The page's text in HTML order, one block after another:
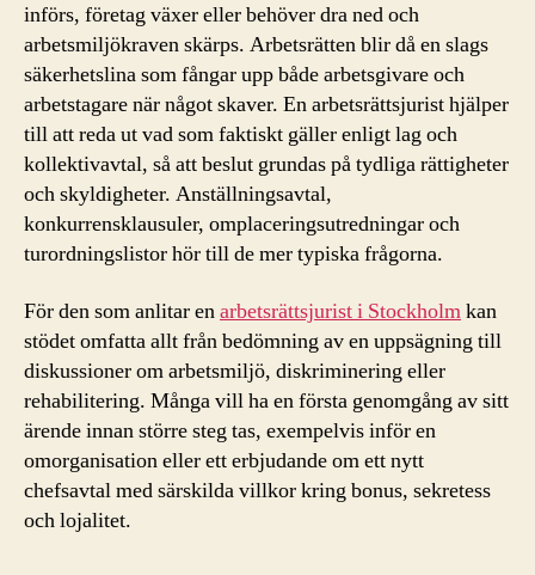
införs, företag växer eller behöver dra ned och
arbetsmiljökraven skärps. Arbetsrätten blir då en slags
säkerhetslina som fångar upp både arbetsgivare och
arbetstagare när något skaver. En arbetsrättsjurist hjälper
till att reda ut vad som faktiskt gäller enligt lag och
kollektivavtal, så att beslut grundas på tydliga rättigheter
och skyldigheter. Anställningsavtal,
konkurrensklausuler, omplaceringsutredningar och
turordningslistor hör till de mer typiska frågorna.
För den som anlitar enarbetsrättsjurist i Stockholmkan
stödet omfatta allt från bedömning av en uppsägning till
diskussioner om arbetsmiljö, diskriminering eller
rehabilitering. Många vill ha en första genomgång av sitt
ärende innan större steg tas, exempelvis inför en
omorganisation eller ett erbjudande om ett nytt
chefsavtal med särskilda villkor kring bonus, sekretess
och lojalitet.